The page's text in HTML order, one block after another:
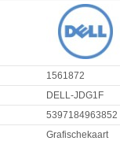
1561872
DELL-JDG1F
5397184963852
Grafischekaart